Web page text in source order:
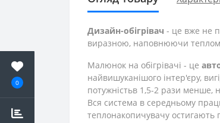
0
Дизайн-обігрівач - це вже не
виразною, наповнюючи
Малюнок на обігрівачі - це
найвишуканішого інтер'єру,
потужністьв 1,5-2 рази менше,
Вся система в середньому
теплонакопичувачу